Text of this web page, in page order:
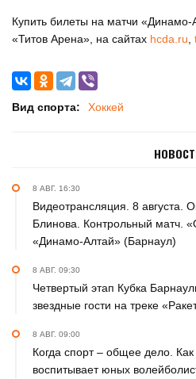
Купить билеты на матчи
«Титов Арена», на сайтах hcda.ru
Вид спорта: Хоккей
8 АВГ. 16:30
Видеотрансляция. 8 августа.
Блинова. Контрольный матч.
«Динамо-Алтай» (Барнаул)
8 АВГ. 09:30
Четвертый этап Кубка
звездные гости на треке
8 АВГ. 09:00
Когда спорт – общее дело.
воспитывает юных